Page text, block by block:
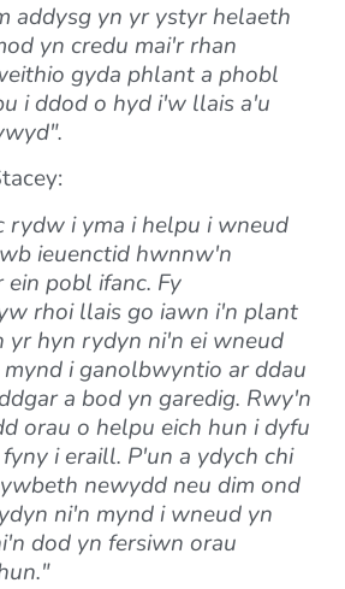
addysg yn yr ystyr helaeth
yn credu mai'r rhan
gyda phlant a phobl
i ddod o hyd i'w llais a'u
rydw i yma i helpu i wneud
ieuenctid hwnnw'n
pobl ifanc. Fy
rhoi llais go iawn i'n plant
yr hyn rydyn ni'n ei wneud
i ganolbwyntio ar ddau
a bod yn garedig. Rwy'n
orau o helpu eich hun i dyfu
i eraill. P'un a ydych chi
newydd neu dim ond
ni'n mynd i wneud yn
dod yn fersiwn orau